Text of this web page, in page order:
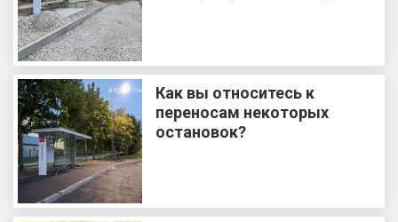
Как вы относитесь к
переносам некоторых
остановок?